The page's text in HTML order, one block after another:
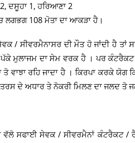
ਦਸੂਹਾ 1, ਹਰਿਆਣਾ 2
ਲਗਭਗ 108 ਮੋਤਾ ਦਾ ਆਕੜਾ ਹੈ।
/ ਸੀਵਰਮੈਨਾਸਰ ਦੀ ਮੌਤ ਹੋ ਜਾਂਦੀ ਹੈ ਤਾਂ
ਮੁਲਾਜਮ ਦਾ ਸੇਮ ਵਰਕ ਹੈ । ਪਰ
ਤੋ ਵਾਝਾ ਰਹਿ ਜਾਦਾ ਹੈ । ਕਿਰਪਾ ਕਰਕੇ
ਦੇ ਅਧਾਰ ਤੇ ਨੋਕਰੀ ਮਿਲਣ ਦਾ ਜਲਦ ਤੋ
ਵੱਲੋ ਸਫਾਈ ਸੇਵਕ / ਸੀਵਰਮੈਨਾਂ ਕੰਟਰੈਕਟ /